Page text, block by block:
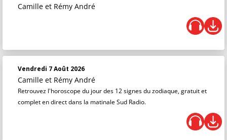
Camille et Rémy André
Vendredi 7 Août 2026
Camille et Rémy André
Retrouvez l'horoscope du jour des 12 signes du zodiaque, gratuit et
complet en direct dans la matinale Sud Radio.